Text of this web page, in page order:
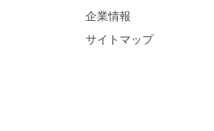
企業情報
サイトマップ